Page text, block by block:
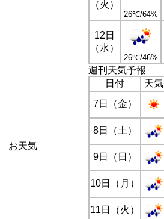
お天気
（火）
26℃/64%
12日
（水）
26℃/46%
週刊天気予報
日付
天気
7日（金）
8日（土）
9日（日）
10日（月）
11日（火）